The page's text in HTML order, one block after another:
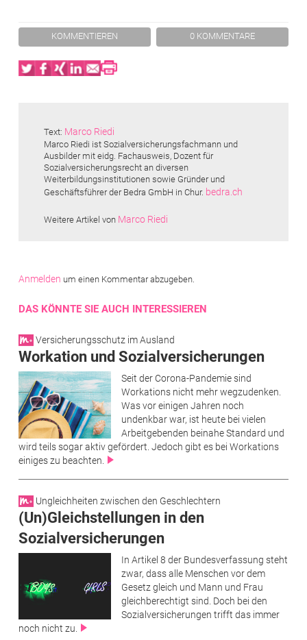
KOMMENTIEREN 0 KOMMENTARE
Twitter
Facebook
XING
LinkedIn
Email
Print
Text: Marco Riedi
Marco Riedi ist Sozialversicherungsfachmann und
Ausbilder mit eidg. Fachausweis, ­Dozent für
Sozialversicherungsrecht an diversen
Weiterbildungsinstitutionen sowie Gründer und
Geschäftsführer der Bedra GmbH in Chur. bedra.ch
Weitere Artikel von Marco Riedi
Anmelden um einen Kommentar abzugeben.
DAS KÖNNTE SIE AUCH INTERESSIEREN
Versicherungsschutz im Ausland
Workation und Sozialversicherungen
Seit der Corona-Pandemie sind
Workations nicht mehr wegzudenken.
Was vor einigen Jahren noch
undenkbar war, ist heute bei vielen
Arbeitgebenden beinahe Standard und
wird teils sogar aktiv gefördert. Jedoch gibt es bei Workations
einiges zu beachten.
Ungleichheiten zwischen den Geschlechtern
(Un)Gleichstellungen in den
Sozialversicherungen
In Artikel 8 der Bundesverfassung steht
zwar, dass alle Menschen vor dem
Gesetz gleich und Mann und Frau
gleichberechtigt sind. Doch bei den
Sozialversicherungen trifft das immer
noch nicht zu.